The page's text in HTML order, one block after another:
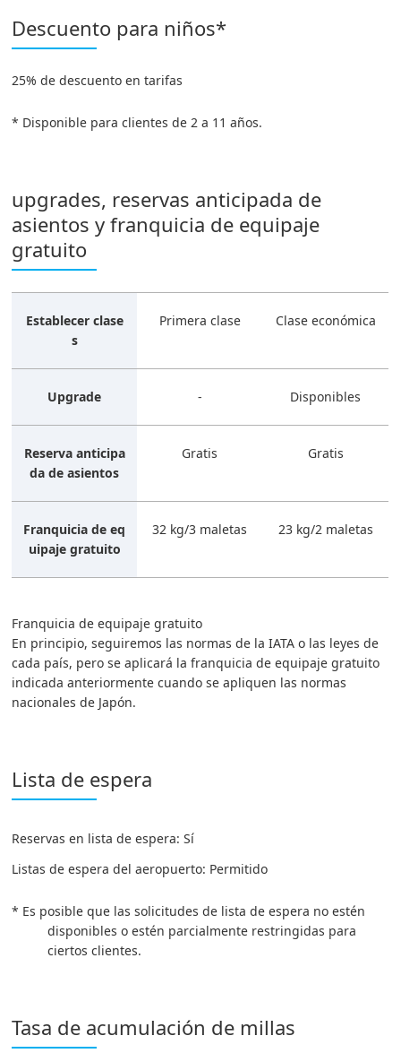
Descuento para niños*
25% de descuento en tarifas
* Disponible para clientes de 2 a 11 años.
upgrades, reservas anticipada de
asientos y franquicia de equipaje
gratuito
Establecer clase
s
Primera clase Clase económica
Upgrade - Disponibles
Reserva anticipa
da de asientos
Gratis Gratis
Franquicia de eq
uipaje gratuito
32 kg/3 maletas 23 kg/2 maletas
Franquicia de equipaje gratuito
En principio, seguiremos las normas de la IATA o las leyes de
cada país, pero se aplicará la franquicia de equipaje gratuito
indicada anteriormente cuando se apliquen las normas
nacionales de Japón.
Lista de espera
Reservas en lista de espera: Sí
Listas de espera del aeropuerto: Permitido
* Es posible que las solicitudes de lista de espera no estén
disponibles o estén parcialmente restringidas para
ciertos clientes.
Tasa de acumulación de millas